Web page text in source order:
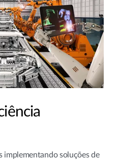
implementando soluções de